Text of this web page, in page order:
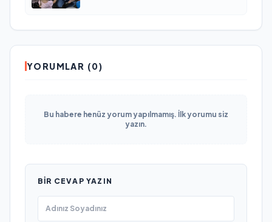
YORUMLAR (0)
Bu habere henüz yorum yapılmamış. İlk yorumu siz
yazın.
BIR CEVAP YAZIN